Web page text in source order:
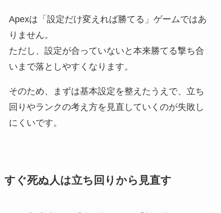
Apexは「設定だけ変えれば勝てる」ゲームではあ
りません。
ただし、設定が合っていないと本来勝てる撃ち合
いまで落としやすくなります。
そのため、まずは基本設定を整えたうえで、立ち
回りやランクの考え方を見直していくのが失敗し
にくいです。
すぐ死ぬ人は立ち回りから見直す